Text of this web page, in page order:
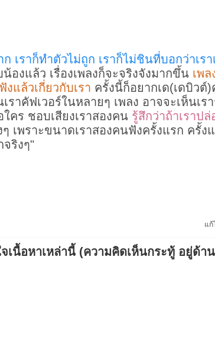
เราก็ทำตัวไม่ถูก เราก็ไม่ชินที่บอกว่าเร
องแล้ว เรื่องเพลงก็จะจริงจังมากขึ้น เพ
แล้วเกี่ยวกับเรา ครั้งนี้ก็อยากเด(เดบิวต์
ราคัฟเวอร์ในหลายๆ เพลง อาจจะเห็นเ
คร ชอบเสียงเราสองคน รู้สึกว่าถ้าเราป
เพราะขนาดเราสองคนฟังครั้งแรก ครั้ง
จริงๆ"
แก้
เนื้อหาเหล่านี้ (ความคิดเห็นกระทู้ อยู่ด้า